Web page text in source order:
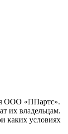
ООО «ППартс».
их владельцам.
каких условиях